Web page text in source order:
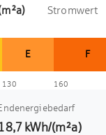
Stromwert
E F
130 160
kWh/(m²a)